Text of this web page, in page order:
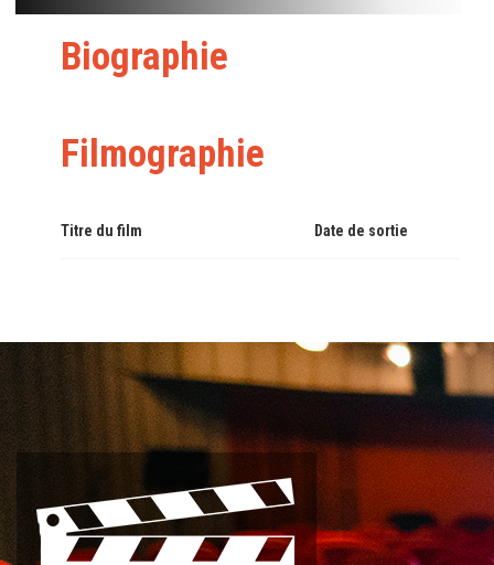
Biographie
Filmographie
Titre du film Date de sortie